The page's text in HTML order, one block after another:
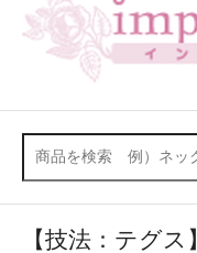
【技法：テグ